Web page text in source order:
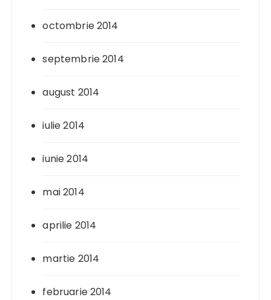
octombrie 2014
septembrie 2014
august 2014
iulie 2014
iunie 2014
mai 2014
aprilie 2014
martie 2014
februarie 2014